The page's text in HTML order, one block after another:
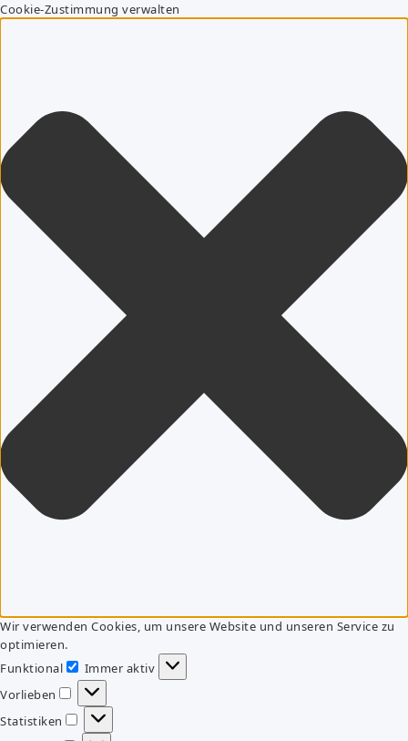
Cookie-Zustimmung verwalten
Wir verwenden Cookies, um unsere Website und unseren Service zu
optimieren.
Funktional
Funktional
Immer aktiv
Vorlieben
Vorlieben
Statistiken
Statistiken